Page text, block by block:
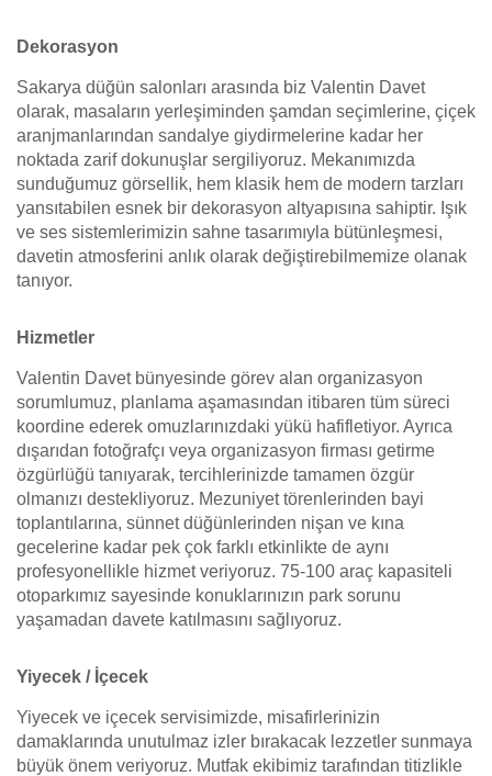
Dekorasyon
Sakarya düğün salonları arasında biz Valentin Davet
olarak, masaların yerleşiminden şamdan seçimlerine, çiçek
aranjmanlarından sandalye giydirmelerine kadar her
noktada zarif dokunuşlar sergiliyoruz. Mekanımızda
sunduğumuz görsellik, hem klasik hem de modern tarzları
yansıtabilen esnek bir dekorasyon altyapısına sahiptir. Işık
ve ses sistemlerimizin sahne tasarımıyla bütünleşmesi,
davetin atmosferini anlık olarak değiştirebilmemize olanak
tanıyor.
Hizmetler
Valentin Davet bünyesinde görev alan organizasyon
sorumlumuz, planlama aşamasından itibaren tüm süreci
koordine ederek omuzlarınızdaki yükü hafifletiyor. Ayrıca
dışarıdan fotoğrafçı veya organizasyon firması getirme
özgürlüğü tanıyarak, tercihlerinizde tamamen özgür
olmanızı destekliyoruz. Mezuniyet törenlerinden bayi
toplantılarına, sünnet düğünlerinden nişan ve kına
gecelerine kadar pek çok farklı etkinlikte de aynı
profesyonellikle hizmet veriyoruz. 75-100 araç kapasiteli
otoparkımız sayesinde konuklarınızın park sorunu
yaşamadan davete katılmasını sağlıyoruz.
Yiyecek / İçecek
Yiyecek ve içecek servisimizde, misafirlerinizin
damaklarında unutulmaz izler bırakacak lezzetler sunmaya
büyük önem veriyoruz. Mutfak ekibimiz tarafından titizlikle